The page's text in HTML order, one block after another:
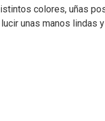
colores, uñas
unas manos lindas y